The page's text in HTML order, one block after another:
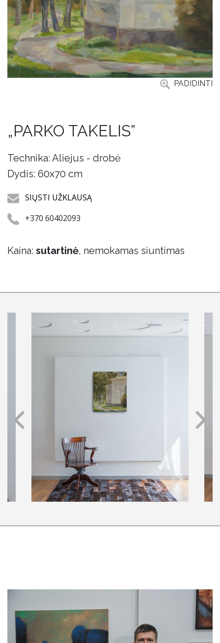
PADIDINTI
„PARKO TAKELIS”
Technika: Aliejus - drobė
Dydis: 60x70 cm
SIŲSTI UŽKLAUSĄ
+370 60402093
Kaina: sutartinė, nemokamas siuntimas